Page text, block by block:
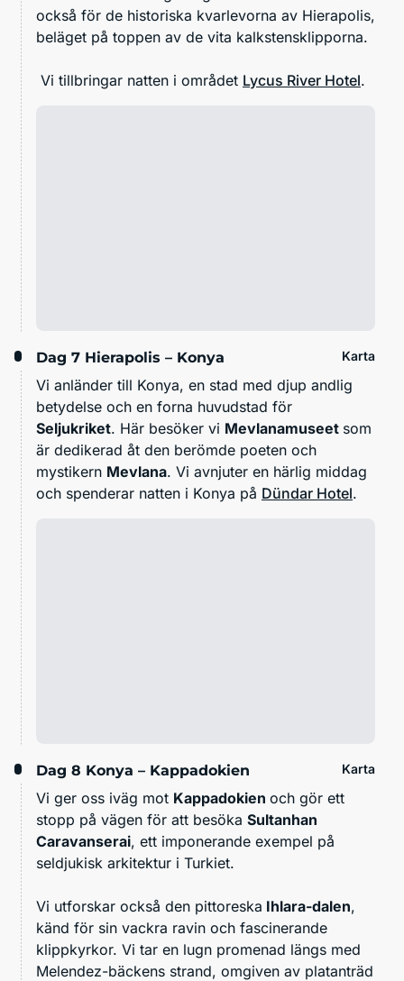
också för de historiska kvarlevorna av Hierapolis,
beläget på toppen av de vita kalkstensklipporna.
Vi tillbringar natten i området Lycus River Hotel.
Dag 7 Hierapolis – Konya Karta
Vi anländer till Konya, en stad med djup andlig
betydelse och en forna huvudstad för
Seljukriket. Här besöker vi Mevlanamuseet som
är dedikerad åt den berömde poeten och
mystikern Mevlana. Vi avnjuter en härlig middag
och spenderar natten i Konya på Dündar Hotel.
Dag 8 Konya – Kappadokien Karta
Vi ger oss iväg mot Kappadokien och gör ett
stopp på vägen för att besöka Sultanhan
Caravanserai, ett imponerande exempel på
seldjukisk arkitektur i Turkiet.
Vi utforskar också den pittoreska Ihlara-dalen,
känd för sin vackra ravin och fascinerande
klippkyrkor. Vi tar en lugn promenad längs med
Melendez-bäckens strand, omgiven av platanträd